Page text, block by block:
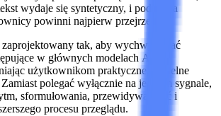
wydaje się syntetyczny, i podkreśla
powinni najpierw przejrzeć.
zaprojektowany tak, aby wychwytywać
w głównych modelach AI,
użytkownikom praktyczne, czytelne
polegać wyłącznie na jednym sygnale,
sformułowania, przewidywalność i
procesu przeglądu.